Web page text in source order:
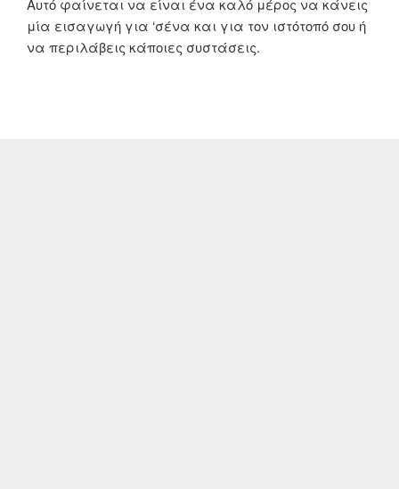
μία εισαγωγή για ‘σένα και για τον ιστότοπό σου ή
να περιλάβεις κάποιες συστάσεις.